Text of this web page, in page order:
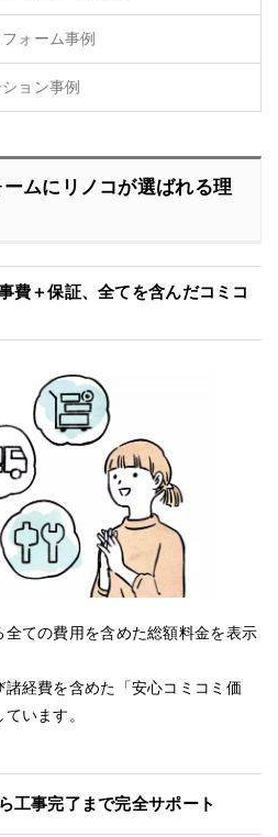
ォーム事例
ョン事例
ムにリノコが選ばれる理
費＋保証、全てを含んだコミコ
ての費用を含めた総額料金を表示
経費を含めた「安心コミコミ価
います。
工事完了まで完全サポート